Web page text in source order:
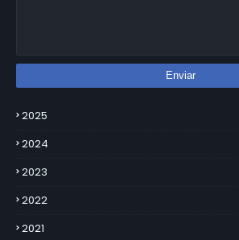
2025
2024
2023
2022
2021